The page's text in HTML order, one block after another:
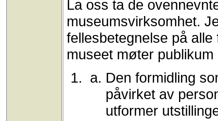
La oss ta de
museumsvirksomhet.
fellesbetegnelse på
museet møter publikum
Den formidling
påvirket av
utformer